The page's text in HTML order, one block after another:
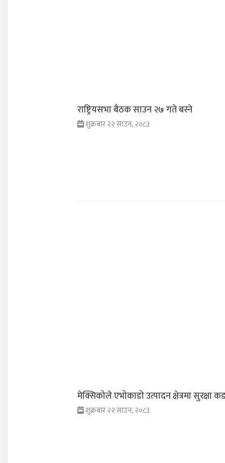
राष्ट्रियसभा बैठक साउन २७ गते बस्ने
शुक्रबार २२ साउन, २०८३
मेक्सिकोले एभोकाडो उत्पादन क्षेत्रमा सुरक्षा
शुक्रबार २२ साउन, २०८३